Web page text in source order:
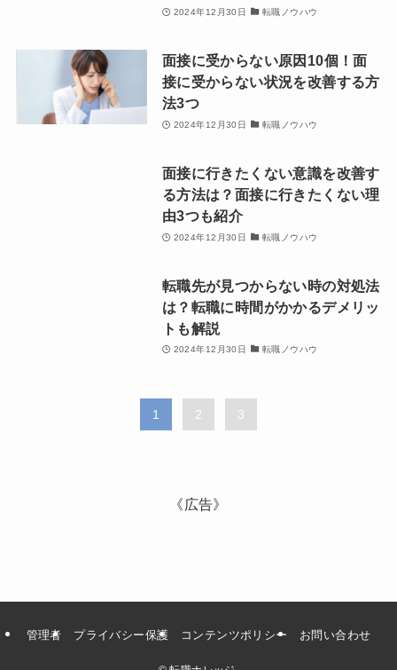
2024年12月30日 転職ノウハウ
面接に受からない原因10個！面
接に受からない状況を改善する方
法3つ
2024年12月30日 転職ノウハウ
面接に行きたくない意識を改善す
る方法は？面接に行きたくない理
由3つも紹介
2024年12月30日 転職ノウハウ
転職先が見つからない時の対処法
は？転職に時間がかかるデメリッ
トも解説
2024年12月30日 転職ノウハウ
1 2 3
《広告》
管理者 プライバシー保護 コンテンツポリシー お問い合わせ